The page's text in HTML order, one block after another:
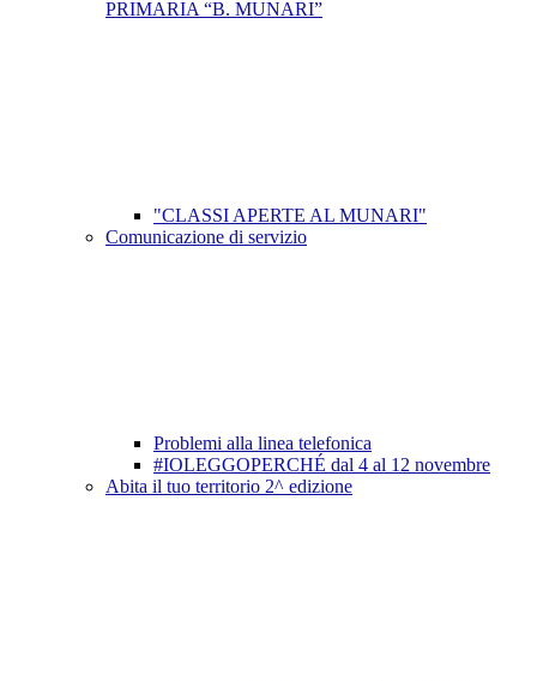
PRIMARIA “B. MUNARI”
"CLASSI APERTE AL MUNARI"
Comunicazione di servizio
Problemi alla linea telefonica
#IOLEGGOPERCHÉ dal 4 al 12 novembre
Abita il tuo territorio 2^ edizione